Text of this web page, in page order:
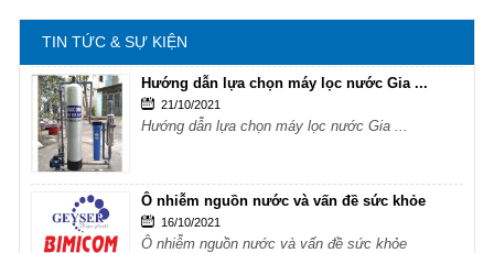
TIN TỨC & SỰ KIỆN
Hướng dẫn lựa chọn máy lọc nước Gia ...
21/10/2021
Hướng dẫn lựa chọn máy lọc nước Gia ...
Ô nhiễm nguồn nước và vấn đề sức khỏe
16/10/2021
Ô nhiễm nguồn nước và vấn đề sức khỏe